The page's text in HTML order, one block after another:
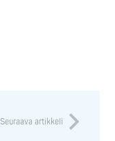
Seuraava artikkeli